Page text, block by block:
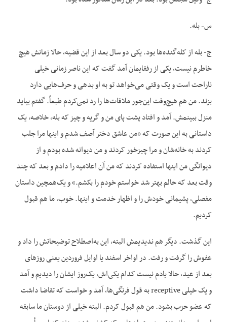
س- بله.
ج- بله از کله‌گنده‌ها بود. یکی دو سال بعد از این قضیه، حالا زمانش هیچ
خاطرم نیست، یکی از رفقایمان آمد گفت که این ناصر زمانی خیلی
ناراحت است و یک وقتی می‌خواهد تو به او بدهی و حرف‌هایی دارد
بزند. من هم هیچ‌وقت این‌جور ملاقات‌ها را رد نمی‌کردم طبعاً. گفتم بیاید
منزل ببینمش. آمد و افتاد پشت پای من و گریه و چیز که بله، خلاصه، یک
داستانی به این صورت که «من عاشق دختر آصف شدم و اینها مرا جلب
کردند به خانه‌شان و مرا چیزخور کردند و من دیوانه شده بودم و از
دیوانگی من اینها استفاده کردند که من آن اعلامیه را دادم و بعد که چند
وقت بعد که حالم بهتر شد خواستم خودم را بکشم.» و یک‌همچین داستان
مفصلی، پشیمانی خودش را و اظهار خدمت و اینها. خوب، ما هم قبول
کردیم.
این گذشت. دیگر هم ندیدیمش البته، این به‌اصطلاح توضیحاتش را داد و
عفوش را گرفت و رفت. در اواخر اسفند یا اوایل فروردین یعنی روزهای
بعد از عید، حالا یادم نیست کدام یکی‌اش، یک‌روز ایشان را دیدیم و آمد
و یک خیلی receptive به قول فرنگی‌ها، آمد و خواست که تقاضا داشت
که عضو حزب بشود. من هم قبول کردم. البته خیلی از دوستان ما سابقه